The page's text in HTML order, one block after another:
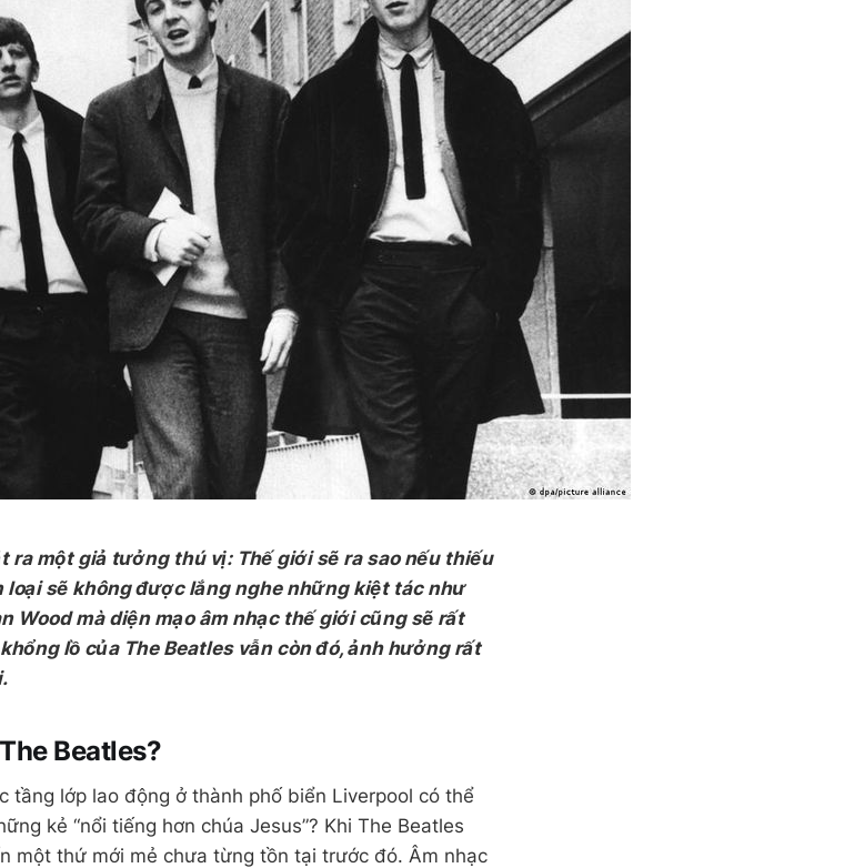
ra một giả tưởng thú vị: Thế giới sẽ ra sao nếu thiếu
loại sẽ không được lắng nghe những kiệt tác như
Wood mà diện mạo âm nhạc thế giới cũng sẽ rất
lồ của The Beatles vẫn còn đó, ảnh hưởng rất
Beatles?
tầng lớp lao động ở thành phố biển Liverpool có thể
kẻ “nổi tiếng hơn chúa Jesus”? Khi The Beatles
một thứ mới mẻ chưa từng tồn tại trước đó. Âm nhạc